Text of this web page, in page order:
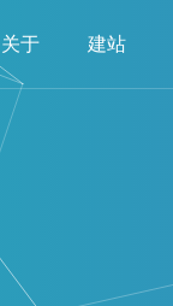
关于 建站